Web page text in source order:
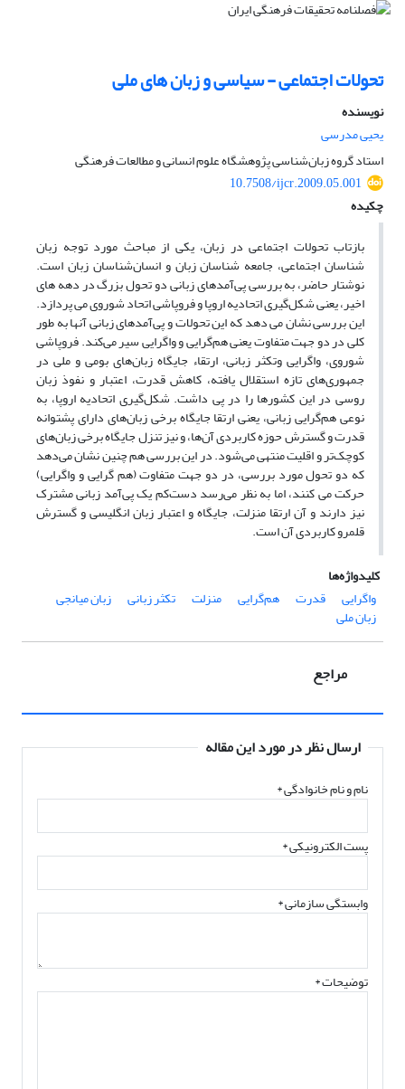
تحولات اجتماعی - سیاسی و زبان های ملی
نویسنده
یحیی مدرسی
استاد گروه زبان‌شناسی پژوهشگاه علوم انسانی و مطالعات فرهنگی
10.7508/ijcr.2009.05.001
چکیده
بازتاب تحولات اجتماعی در زبان، یکی از مباحث مورد توجه زبان
شناسان اجتماعی، جامعه شناسان زبان و انسان‌شناسان زبان است.
نوشتار حاضر، به بررسی پی‌آمدهای زبانی دو تحول بزرگ در دهه های
اخیر، یعنی شکل‌گیری اتحادیه اروپا و فروپاشی اتحاد شوروی می پردازد.
این بررسی نشان می دهد که این تحولات و پی‌آمدهای زبانی آنها به طور
کلی در دو جهت متفاوت یعنی هم‌گرایی و واگرایی سیر می‌کند. فروپاشی
شوروی، واگرایی وتکثر زبانی، ارتقاء جایگاه زبان‌های بومی و ملی در
جمهوری‌های تازه استقلال یافته، کاهش قدرت، اعتبار و نفوذ زبان
روسی در این کشورها را در پی داشت. شکل‌گیری اتحادیه اروپا، به
نوعی هم‌گرایی زبانی، یعنی ارتقا جایگاه برخی زبان‌های دارای پشتوانه
قدرت و گسترش حوزه کاربردی آن‌ها، و نیز تنزل جایگاه برخی زبان‌های
کوچک‌تر و اقلیت منتهی می‌شود. در این بررسی هم چنین نشان می‌دهد
که دو تحول مورد بررسی، در دو جهت متفاوت (هم گرایی و واگرایی)
حرکت می کنند، اما به نظر می‌رسد دست‌کم یک پی‌آمد زبانی مشترک
نیز دارند و آن ارتقا منزلت، جایگاه و اعتبار زبان انگلیسی و گسترش
قلمرو کاربردی آن است.
کلیدواژه‌ها
واگرایی
قدرت هم‌گرایی منزلت تکثر زبانی زبان میانجی
زبان ملی
مراجع
ارسال نظر در مورد این مقاله
نام و نام خانوادگی*
پست الکترونیکی*
وابستگی سازمانی *
توضیحات *